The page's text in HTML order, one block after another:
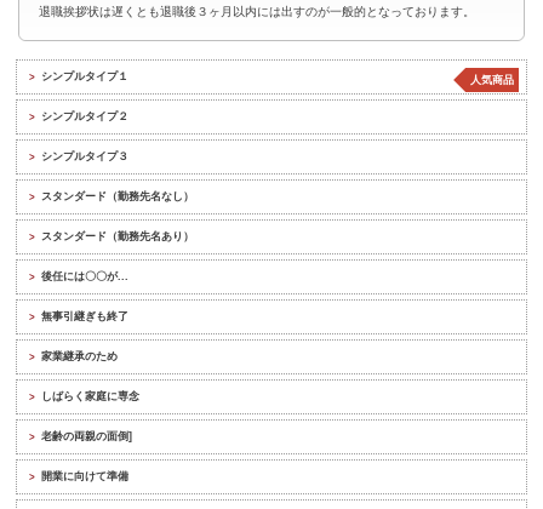
退職挨拶状は遅くとも退職後３ヶ月以内には出すのが一般的となっております。
> シンプルタイプ１ 人気商品
> シンプルタイプ２
> シンプルタイプ３
> スタンダード（勤務先名なし）
> スタンダード（勤務先名あり）
> 後任には〇〇が...
> 無事引継ぎも終了
> 家業継承のため
> しばらく家庭に専念
> 老齢の両親の面倒]
> 開業に向けて準備